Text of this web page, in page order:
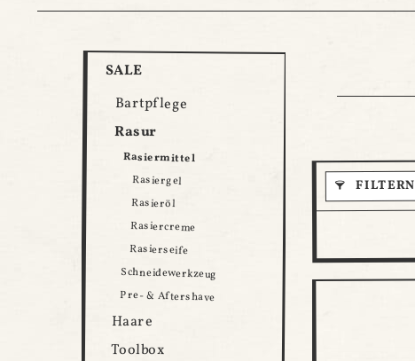
SALE
Bartpflege
Rasur
Rasiermittel
Rasiergel
Rasieröl
Rasiercreme
Rasierseife
Schneidewerkzeug
Pre- & Aftershave
Haare
Toolbox
FILTERN